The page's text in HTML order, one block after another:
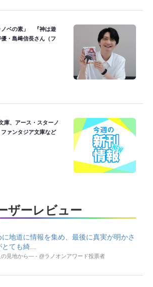
ノベの素」 『神は遊
・島﨑信長さん（フ
庫、アース・スターノ
ァンタジア文庫など
ザーレビュー
地道に情報を集め、最後に真実が明かさ
ても綺...
見地から― - @ラノオンアワード投票者